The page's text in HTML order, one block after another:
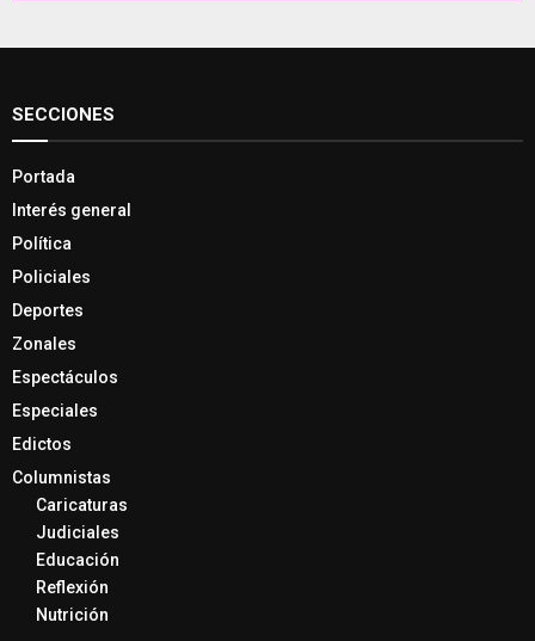
SECCIONES
Portada
Interés general
Política
Policiales
Deportes
Zonales
Espectáculos
Especiales
Edictos
Columnistas
Caricaturas
Judiciales
Educación
Reflexión
Nutrición